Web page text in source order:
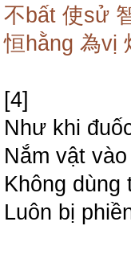
不bất 使sử
恒hằng 為vị
[4]
Như khi
Nắm vật
Không dùng
Luôn bị